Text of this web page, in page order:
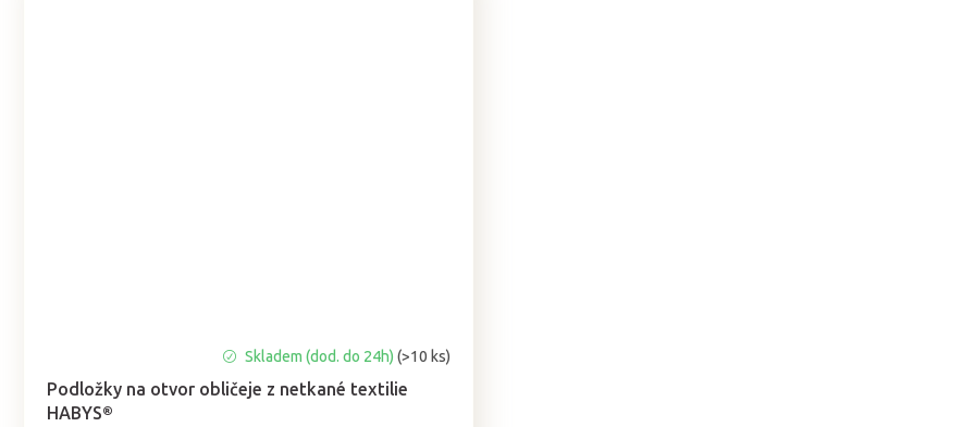
Podložky na otvor obličeje z netkané textilie
HABYS®
hodnocení
produktu
je
Skladem (dod. do 24h)(>10 ks)